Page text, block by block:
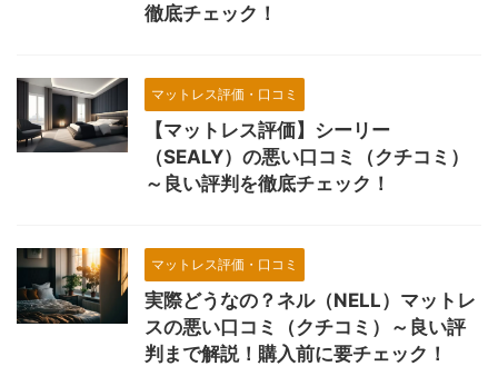
徹底チェック！
マットレス評価・口コミ
【マットレス評価】シーリー
（SEALY）の悪い口コミ（クチコミ）
～良い評判を徹底チェック！
マットレス評価・口コミ
実際どうなの？ネル（NELL）マットレ
スの悪い口コミ（クチコミ）～良い評
判まで解説！購入前に要チェック！